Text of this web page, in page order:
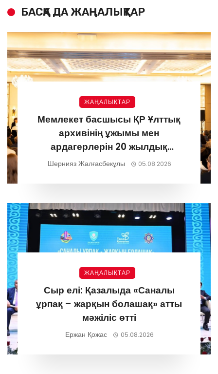
БАСҚА ДА ЖАҢАЛЫҚТАР
ЖАҢАЛЫҚТАР
Мемлекет басшысы ҚР Ұлттық
архивінің ұжымы мен
ардагерлерін 20 жылдық
мерейтоймен құттықтады
Шернияз Жалғасбекұлы 05.08.2026
ЖАҢАЛЫҚТАР
Сыр елі: Қазалыда «Саналы
ұрпақ – жарқын болашақ» атты
мәжіліс өтті
Ержан Қожас 05.08.2026